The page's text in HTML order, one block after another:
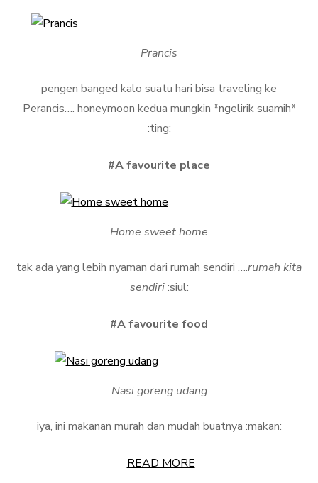
Prancis
pengen banged kalo suatu hari bisa traveling ke
Perancis…. honeymoon kedua mungkin *ngelirik suamih*
:ting:
#A favourite place
Home sweet home
tak ada yang lebih nyaman dari rumah sendiri ….rumah kita
sendiri:siul:
#A favourite food
Nasi goreng udang
iya, ini makanan murah dan mudah buatnya :makan:
READ MORE